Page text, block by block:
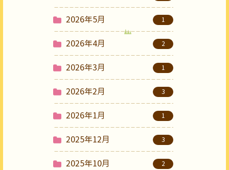
2026年5月 1
2026年4月 2
2026年3月 1
2026年2月 3
2026年1月 1
2025年12月 3
2025年10月 2